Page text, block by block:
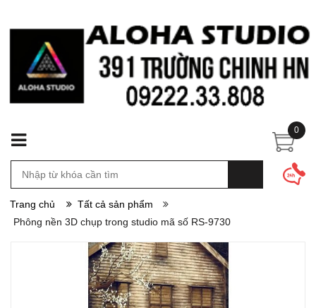
0
Trang chủ
Tất cả sản phẩm
Phông nền 3D chụp trong studio mã số RS-9730